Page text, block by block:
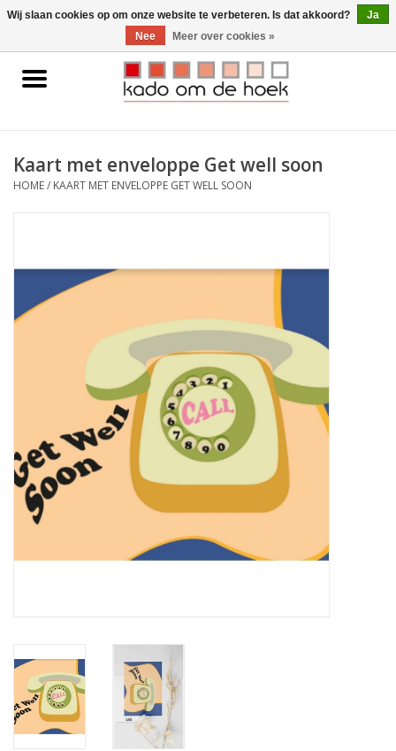
0 Artikelen - €0,00
Home
Gadgets
Kaart met enveloppe Get well soon
HOME/ KAART MET ENVELOPPE GET WELL SOON
Wij slaan cookies op om onze website te verbeteren. Is dat akkoord?
Ja
Nee
Meer over cookies »